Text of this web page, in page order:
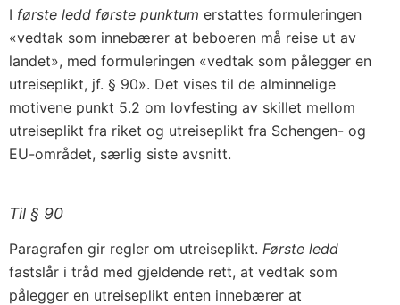
I første ledd første punktum erstattes formuleringen
«vedtak som innebærer at beboeren må reise ut av
landet», med formuleringen «vedtak som pålegger en
utreiseplikt, jf. § 90». Det vises til de alminnelige
motivene punkt 5.2 om lovfesting av skillet mellom
utreiseplikt fra riket og utreiseplikt fra Schengen- og
EU-området, særlig siste avsnitt.
Til § 90
Paragrafen gir regler om utreiseplikt. Første ledd
fastslår i tråd med gjeldende rett, at vedtak som
pålegger en utreiseplikt enten innebærer at